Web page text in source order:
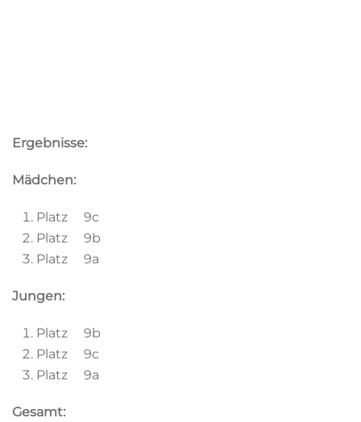
Ergebnisse:
Mädchen:
Platz 9c
Platz 9b
Platz 9a
Jungen:
Platz 9b
Platz 9c
Platz 9a
Gesamt: